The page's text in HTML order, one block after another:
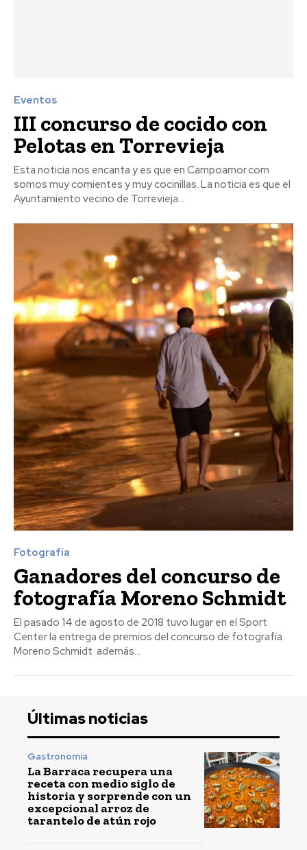
Eventos
III concurso de cocido con
Pelotas en Torrevieja
Esta noticia nos encanta y es que en Campoamor.com
somos muy comientes y muy cocinillas. La noticia es que el
Ayuntamiento vecino de Torrevieja...
Fotografía
Ganadores del concurso de
fotografía Moreno Schmidt
El pasado 14 de agosto de 2018 tuvo lugar en el Sport
Center la entrega de premios del concurso de fotografía
Moreno Schmidt además...
Últimas noticias
Gastronomía
La Barraca recupera una
receta con medio siglo de
historia y sorprende con un
excepcional arroz de
tarantelo de atún rojo